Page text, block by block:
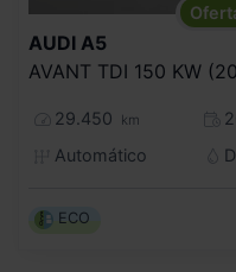
AUDI A5
AVANT TDI 150 KW
29.450 km
Automático
ECO